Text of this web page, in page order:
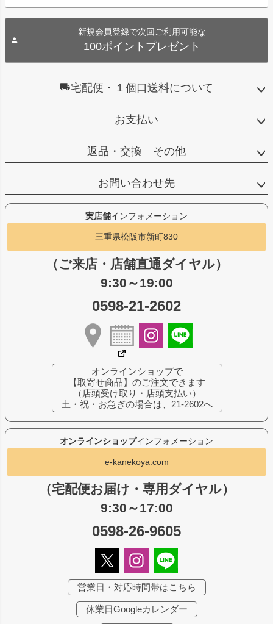
新規会員登録で次回ご利用可能な
100ポイントプレゼント
宅配便・１個口送料について
お支払い
返品・交換 その他
お問い合わせ先
オンラインショップインフォメーション
e-kanekoya.com
（宅配便お届け・専用ダイヤル）
9:30～17:00
0598-26-9605
営業日・対応時間帯はこちら
休業日Googleカレンダー
実店舗インフォメーション
三重県松阪市新町830
（ご来店・店舗直通ダイヤル）
9:30～19:00
0598-21-2602
オンラインショップで
【取寄せ商品】のご注文できます
（店頭受け取り・店頭支払い）
土・祝・お急ぎの場合は、21-2602へ